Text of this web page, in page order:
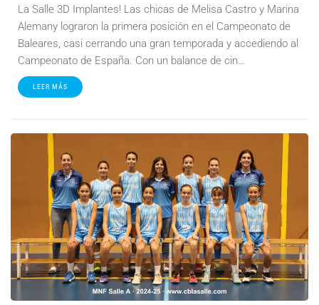
La Salle 3D Implantes! Las chicas de Melisa Castro y Marina
Alemany lograron la primera posición en el Campeonato de
Baleares, casi cerrando una gran temporada y accediendo al
Campeonato de España. Con un balance de cin…
LEER MÁS